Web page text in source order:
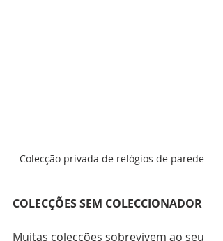
Colecção privada de relógios de parede
COLECÇÕES SEM COLECCIONADOR
Muitas colecções sobrevivem ao seu